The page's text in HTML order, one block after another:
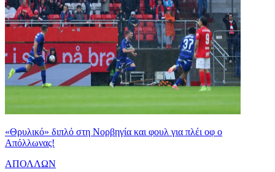
«Θρυλικό» διπλό στη Νορβηγία και φουλ για πλέι οφ ο
Απόλλωνας!
ΑΠΟΛΛΩΝ